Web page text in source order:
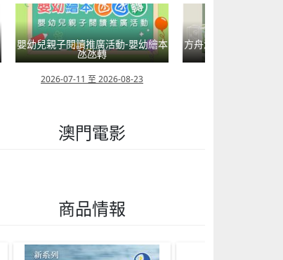
嬰幼兒親子閱讀推廣活動-嬰幼繪本
氹氹轉
2026-07-11 至 2026-08-23
方舟澳門藝術學會呈
澳門電影
商品情報